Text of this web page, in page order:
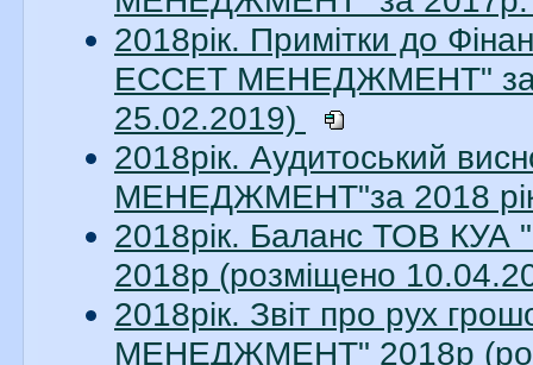
2018рік. Примітки до
ЕССЕТ МЕНЕДЖМЕНТ" за
25.02.2019)
2018рік. Аудитоський
МЕНЕДЖМЕНТ"за 2018
2018рік. Баланс ТОВ
2018р (розміщено
2018рік. Звіт про рух
МЕНЕДЖМЕНТ" 2018р